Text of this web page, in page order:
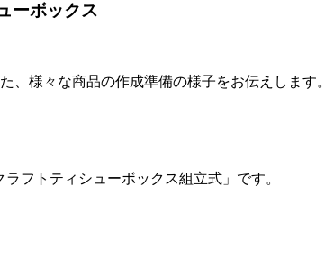
ーボックス
、様々な商品の作成準備の様子をお伝えします。
フトティシューボックス組立式」です。